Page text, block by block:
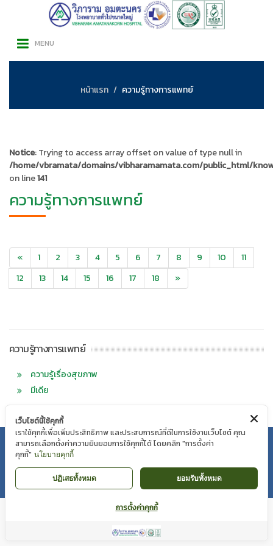
MENU
หน้าแรก ความรู้ทางการแพทย์
Notice: Trying to access array offset on value of type null in
/home/vbramata/domains/vibharamamata.com/public_html/
on line141
ความรู้ทางการแพทย์
« 1 2 3 4 5 6 7 8 9 10
11
12
13 14 15 16 17 18 »
ความรู้ทางการแพทย์
ความรู้เรื่องสุขภาพ
มีเดีย
นโยบายความเป็นส่วนตัว|นโยบาย Cookie
Copyright © VIBHARAM HOSPITAL 2018 |WEBMAIL
เว็บไซต์นี้ใช้คุกกี้
เราใช้คุกกี้เพื่อเพิ่มประสิทธิภาพ และประสบการณ์ที่ดีในการใช้งานเว็บไซต์ คุณ
สามารถเลือกตั้งค่าความยินยอมการใช้คุกกี้ได้ โดยคลิก "การตั้งค่า
คุกกี้" นโยบายคุกกี้
ปฏิเสธทั้งหมด ยอมรับทั้งหมด
การตั้งค่าคุกกี้